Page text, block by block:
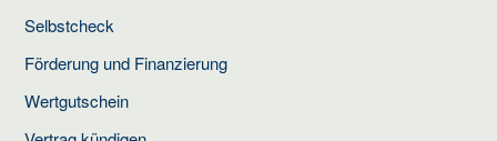
Selbstcheck
Förderung und Finanzierung
Wertgutschein